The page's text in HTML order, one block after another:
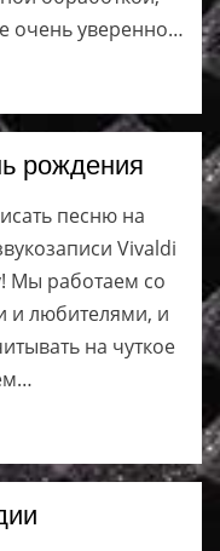
очень уверенно…
рождения
песню на
Vivaldi
Мы работаем со
и любителями, и
на чуткое